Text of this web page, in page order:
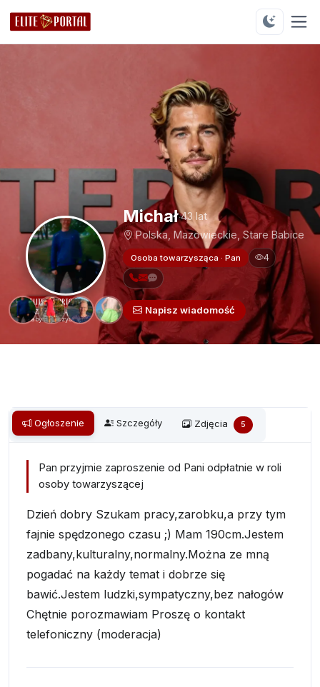
Zaloguj się
aby zobaczyć
Michał 43 lat
Polska, Mazowieckie, Stare Babice
Osoba towarzysząca · Pan 4
Napisz wiadomość
Ogłoszenie Szczegóły Zdjęcia 5
Pan przyjmie zaproszenie od Pani odpłatnie w roli
osoby towarzyszącej
Dzień dobry Szukam pracy,zarobku,a przy tym
fajnie spędzonego czasu ;) Mam 190cm.Jestem
zadbany,kulturalny,normalny.Można ze mną
pogadać na każdy temat i dobrze się
bawić.Jestem ludzki,sympatyczny,bez nałogów
Chętnie porozmawiam Proszę o kontakt
telefoniczny (moderacja)